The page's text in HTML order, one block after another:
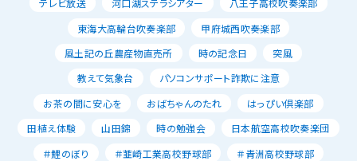
テレビ放送
河口湖ステラシアター
八王子高校吹奏楽部
東海大高輪台吹奏楽部
甲府城西吹奏楽部
風土記の丘農産物直売所
時の記念日
突風
教えて気象台
パソコンサポート詐欺に注意
お茶の間に安心を
おばちゃんのたれ
はっぴい倶楽部
田植え体験
山田錦 時の勉強会
日本航空高校吹奏楽団
＃鯉のぼり
＃韮崎工業高校野球部
＃青洲高校野球部